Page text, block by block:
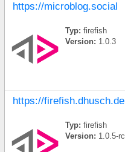
https://microblog.social
Typ: firefish
Version: 1.0.3
https://firefish.dhusch.de
Typ: firefish
Version: 1.0.5-rc